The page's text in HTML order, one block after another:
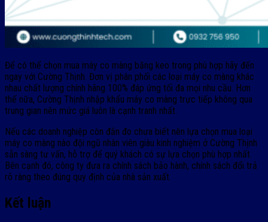
Để có thể chọn mua máy co màng băng keo trong phù hợp hãy đến
ngay với Cường Thịnh. Đơn vị phân phối các loại máy co màng khác
nhau chất lượng chính hãng 100% đáp ứng tối đa mọi nhu cầu. Hơn
thế nữa, Cường Thịnh nhập khẩu máy co màng trực tiếp không qua
trung gian nên mức giá luôn là cạnh tranh nhất.
Nếu các doanh nghiệp còn đắn đo chưa biết nên lựa chọn mua loại
máy co màng nào đội ngũ nhân viên giàu kinh nghiệm ở Cường Thịnh
sẵn sàng tư vấn, hỗ trợ để quý khách có sự lựa chọn phù hợp nhất.
Bên cạnh đó, công ty đưa ra chính sách bảo hành, chính sách đổi trả
rõ ràng theo đúng quy định của nhà sản xuất.
Kết luận